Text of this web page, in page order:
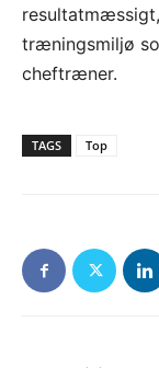
træningsmiljø
cheftræner.
TAGS Top